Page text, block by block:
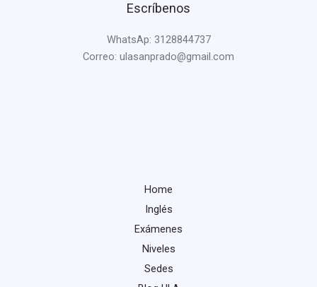
Escríbenos
WhatsAp: 3128844737
Correo: ulasanprado@gmail.com
Home
Inglés
Exámenes
Niveles
Sedes